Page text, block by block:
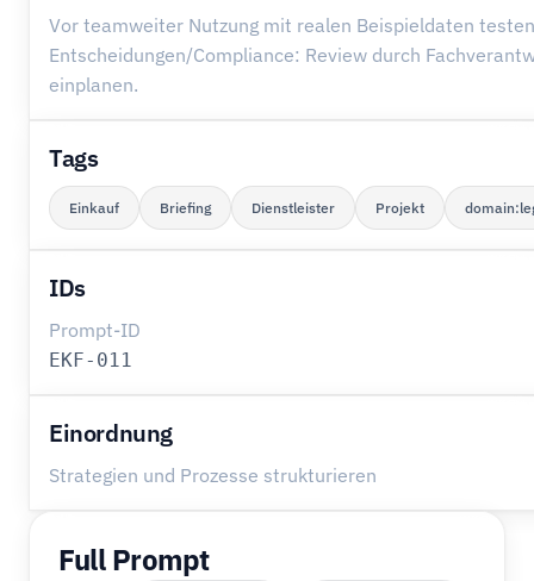
Vor teamweiter Nutzung mit realen Beispieldaten
Entscheidungen/Compliance: Review durch
einplanen.
Tags
Einkauf Briefing Dienstleister Projekt
IDs
Prompt-ID
EKF-011
Einordnung
Strategien und Prozesse strukturieren
Full Prompt